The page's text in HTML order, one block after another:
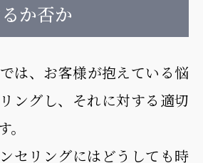
か否か
は、お客様が抱えている悩
ングし、それに対する適切
セリングにはどうしても時